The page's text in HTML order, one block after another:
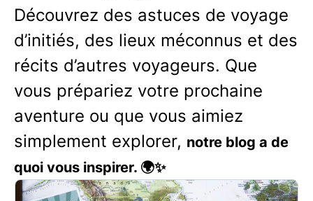
Découvrez des astuces de voyage
d’initiés, des lieux méconnus et des
récits d’autres voyageurs. Que
vous prépariez votre prochaine
aventure ou que vous aimiez
simplement explorer, notre blog a de
quoi vous inspirer. 🌍✨